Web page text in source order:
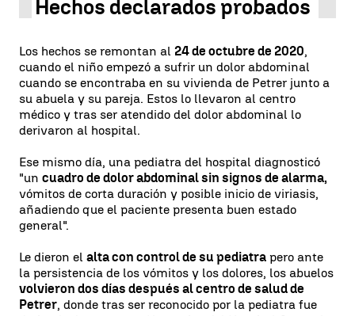
Hechos declarados probados
Los hechos se remontan al 24 de octubre de 2020,
cuando el niño empezó a sufrir un dolor abdominal
cuando se encontraba en su vivienda de Petrer junto a
su abuela y su pareja. Estos lo llevaron al centro
médico y tras ser atendido del dolor abdominal lo
derivaron al hospital.
Ese mismo día, una pediatra del hospital diagnosticó
"un cuadro de dolor abdominal sin signos de alarma,
vómitos de corta duración y posible inicio de viriasis,
añadiendo que el paciente presenta buen estado
general".
Le dieron el alta con control de su pediatra pero ante
la persistencia de los vómitos y los dolores, los abuelos
volvieron dos días después al centro de salud de
Petrer, donde tras ser reconocido por la pediatra fue